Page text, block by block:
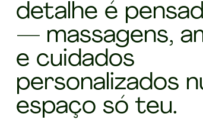
detalhe é
— massagens,
e cuidados
personalizados
espaço só teu.